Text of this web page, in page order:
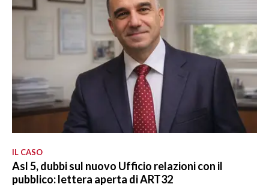
IL CASO
Asl 5, dubbi sul nuovo Ufficio relazioni con il
pubblico: lettera aperta di ART32